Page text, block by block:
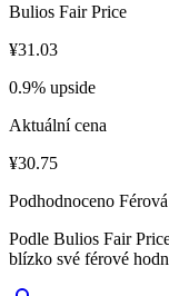
Bulios Fair Price
¥31.03
0.9% upside
Aktuální cena
¥30.75
Podhodnoceno
Podle Bulios Fair
blízko své férové